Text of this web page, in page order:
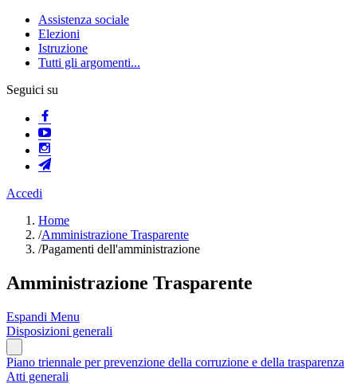
Assistenza sociale
Elezioni
Istruzione
Tutti gli argomenti...
Seguici su
Accedi
Home
/Amministrazione Trasparente
/Pagamenti dell'amministrazione
Amministrazione Trasparente
Espandi Menu
Disposizioni generali
Piano triennale per prevenzione della corruzione e della trasparenza
Atti generali